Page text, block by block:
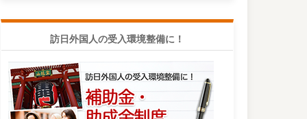
訪日外国人の受入環境整備に！